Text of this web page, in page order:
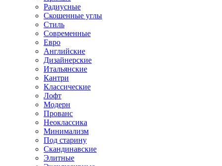
Радиусные
Скошенные углы
Стиль
Современные
Евро
Английские
Дизайнерские
Итальянские
Кантри
Классические
Лофт
Модерн
Прованс
Неоклассика
Минимализм
Под старину
Скандинавские
Элитные